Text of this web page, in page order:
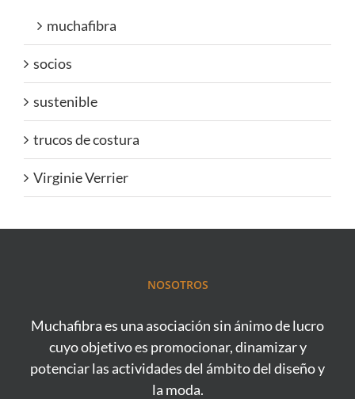
muchafibra
socios
sustenible
trucos de costura
Virginie Verrier
NOSOTROS
Muchafibra es una asociación sin ánimo de lucro
cuyo objetivo es promocionar, dinamizar y
potenciar las actividades del ámbito del diseño y
la moda.